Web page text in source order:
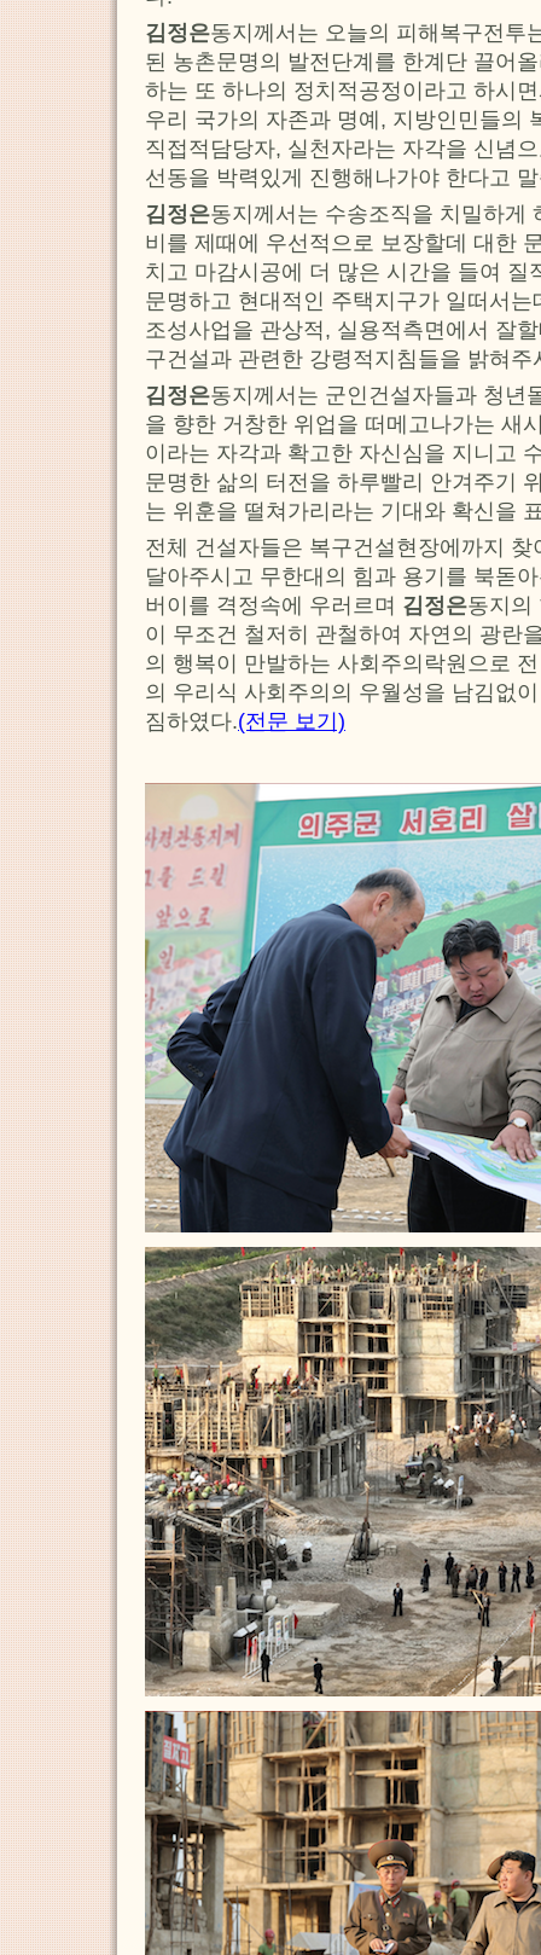
김정은동지께서는 오늘의 피해복구전투
된 농촌문명의 발전단계를 한계단 끌어
하는 또 하나의 정치적공정이라고 하시
우리 국가의 자존과 명예, 지방인민들의
직접적담당자, 실천자라는 자각을 신념
선동을 박력있게 진행해나가야 한다고
김정은동지께서는 수송조직을 치밀하게
비를 제때에 우선적으로 보장할데 대한
치고 마감시공에 더 많은 시간을 들여 질
문명하고 현대적인 주택지구가 일떠서
조성사업을 관상적, 실용적측면에서 잘
구건설과 관련한 강령적지침들을 밝혀주
김정은동지께서는 군인건설자들과 청년
을 향한 거창한 위업을 떠메고나가는 새
이라는 자각과 확고한 자신심을 지니고
문명한 삶의 터전을 하루빨리 안겨주기
는 위훈을 떨쳐가리라는 기대와 확신을
전체 건설자들은 복구건설현장에까지
달아주시고 무한대의 힘과 용기를 북돋
버이를 격정속에 우러르며 김정은동지의
이 무조건 철저히 관철하여 자연의 광란
의 행복이 만발하는 사회주의락원으로
의 우리식 사회주의의 우월성을 남김없
짐하였다.(전문 보기)